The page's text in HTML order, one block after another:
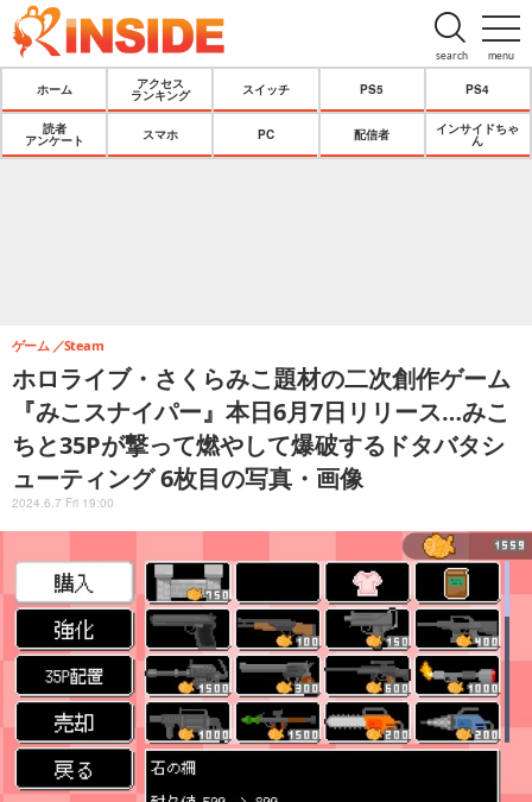
menu
search
ホーム
アクセス
ランキング
スイッチ PS5 PS4
読者
アンケート
スマホ PC 配信者
インサイドちゃ
ん
ホロライブ・さくらみこ題材の二次創作ゲーム
『みこスナイパー』本日6月7日リリース…みこ
ちと35Pが撃って燃やして爆破するドタバタシ
ューティング 6枚目の写真・画像
ゲーム Steam
2024.6.7 Fri 19:00